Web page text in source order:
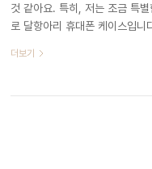
것 같아요. 특히, 저는 조금 특
로 달항아리 휴대폰 케이스입
수학적으로 다복을 상징한다
을 고스란히 담고 있어요. 그냥
더보기